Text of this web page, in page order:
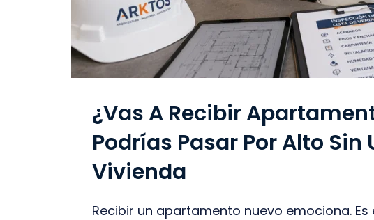
¿Vas A Recibir
Podrías Pasar Por Alto Sin
Vivienda
Recibir un apartamento nuevo emociona.